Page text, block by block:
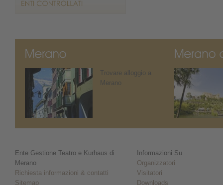
Trovare alloggio a
Merano
Ente Gestione Teatro e Kurhaus di
Merano
Richiesta informazioni & contatti
Sitemap
Informazioni Su
Organizzatori
Visitatori
Downloads